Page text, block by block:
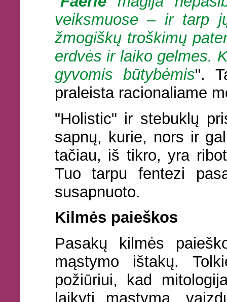
veiksmuose – ir tarp
žmogiškų troškimų
erdvės ir laiko gelmes.
gyvomis būtybėmis".
praleista racionaliame
"Holistic" ir stebuklų
sapnų, kurie, nors ir
tačiau, iš tikro, yra
Tuo tarpu fentezi
susapnuoto.
Kilmės paieškos
Pasakų kilmės
mąstymo ištakų.
požiūriui, kad
laikyti mąstymą,